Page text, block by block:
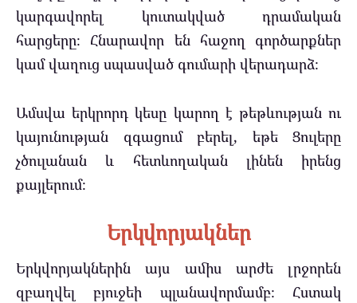
կարգավորել կուտակված դրամական
հարցերը։ Հնարավոր են հաջող գործարքներ
կամ վաղուց սպասված գումարի վերադարձ։
Ամսվա երկրորդ կեսը կարող է թեթևության ու
կայունության զգացում բերել, եթե Ցուլերը
չծուլանան և հետևողական լինեն իրենց
քայլերում։
Երկվորյակներ
Երկվորյակներին այս ամիս արժե լրջորեն
զբաղվել բյուջեի պլանավորմամբ։ Հստակ